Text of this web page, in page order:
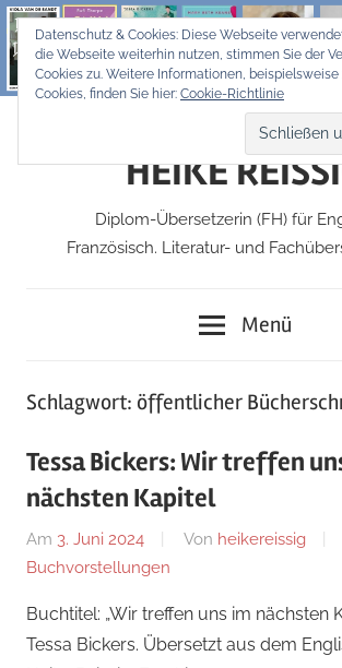
Zum
Inhalt
springen
HEIKE
Diplom-Übersetzerin (FH) für
Französisch. Literatur- und
Menü
Schlagwort: öffentlicher
Tessa Bickers: Wir treffen
nächsten Kapitel
Am 3. Juni 2024 Von heikereissig
Buchvorstellungen
Buchtitel: „Wir treffen uns im nächsten
Tessa Bickers. Übersetzt aus dem
Datenschutz & Cookies: Diese Webseite
die Webseite weiterhin nutzen, stimmen Sie der
Cookies zu. Weitere Informationen,
Cookies, finden Sie hier: Cookie-Richtlinie